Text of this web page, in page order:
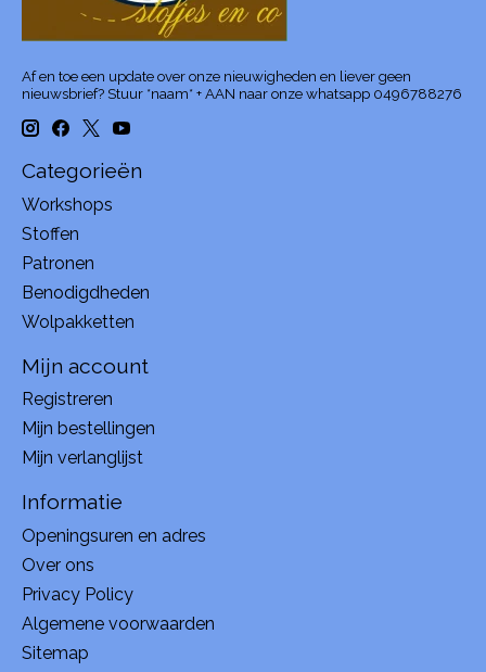
Af en toe een update over onze nieuwigheden en liever geen
nieuwsbrief? Stuur *naam* + AAN naar onze whatsapp 0496788276
Categorieën
Workshops
Stoffen
Patronen
Benodigdheden
Wolpakketten
Mijn account
Registreren
Mijn bestellingen
Mijn verlanglijst
Informatie
Openingsuren en adres
Over ons
Privacy Policy
Algemene voorwaarden
Sitemap